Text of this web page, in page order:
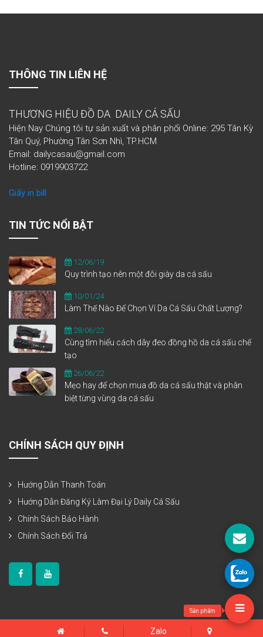
THÔNG TIN LIÊN HỆ
THƯƠNG HIỆU ĐỒ DA DAILY CÁ SẤU
Hiện Nay Chúng tôi tự sản xuất và phân phối Online: 295 Tân Kỳ
Tân Quý, Phường Tân Sơn Nhì, TP.HCM
Email: dailycasau@gmail.com
Hotline: 0919903722
Giấy in bill
TIN TỨC NỔI BẬT
12/06/19
Quy trình tạo nên một đôi giày da cá sấu
10/01/24
Làm Thế Nào Để Chọn Ví Da Cá Sấu Chất Lượng?
28/06/22
Cùng tìm hiểu cách dây đeo đồng hồ da cá sấu chế
tạo
26/06/22
Mẹo hay để chọn mua đồ da cá sấu thật và phân
biệt từng vùng da cá sấu
CHÍNH SÁCH QUY ĐỊNH
Hướng Dẫn Thanh Toán
Hướng Dẫn Đăng Ký Làm Đại Lý Daily Cá Sấu
Chính Sách Bảo Hành
Chính Sách Đổi Trả
Zalo
Sản phẩm